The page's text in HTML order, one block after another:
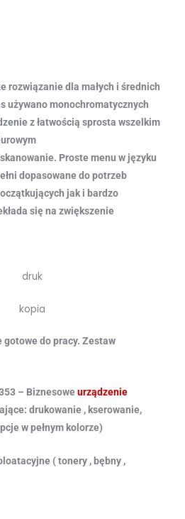
rozwiązanie dla małych i średnich
używano monochromatycznych
z łatwością sprosta wszelkim
Proste menu w języku
dopasowane do potrzeb
jak i bardzo
się na zwiększenie
do pracy. Zestaw
– Biznesoweurządzenie
drukowanie , kserowanie,
w pełnym kolorze)
( tonery , bębny ,